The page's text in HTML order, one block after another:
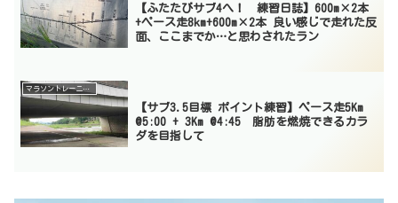
【ふたたびサブ4へ！ 練習日誌】600m×2本
+ペース走8km+600m×2本 良い感じで走れた反
面、ここまでか…と思わされたラン
マラソントレーニング
【サブ3.5目標 ポイント練習】ペース走5Km
@5:00 + 3Km @4:45 脂肪を燃焼できるカラ
ダを目指して